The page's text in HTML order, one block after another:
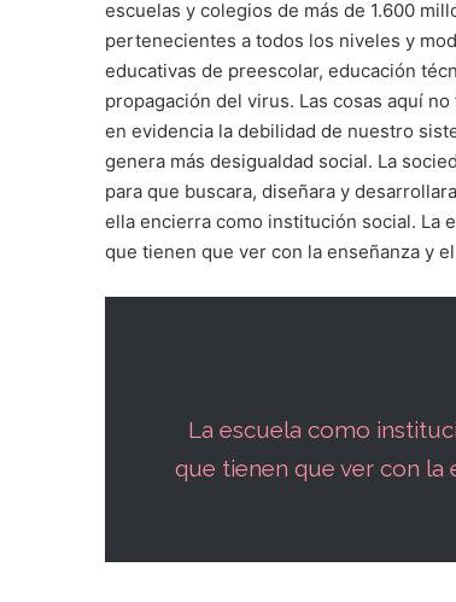
escuelas y colegios de más de 1.600
pertenecientes a todos los niveles y
educativas de preescolar, educación
propagación del virus. Las cosas aquí
en evidencia la debilidad de nuestro
genera más desigualdad social. La
para que buscara, diseñara y
ella encierra como institución social. La
que tienen que ver con la enseñanza y
La escuela como
que tienen que ver con la